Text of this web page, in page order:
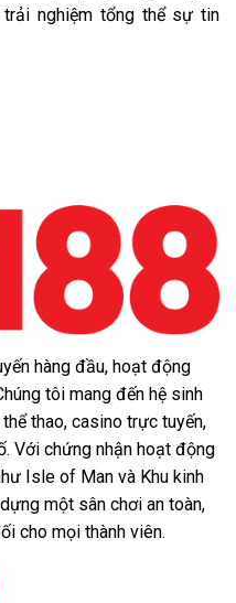
trải nghiệm tổng thể sự tin
hàng đầu, hoạt động
tôi mang đến hệ sinh
thao, casino trực tuyến,
Với chứng nhận hoạt động
Isle of Man và Khu kinh
một sân chơi an toàn,
cho mọi thành viên.